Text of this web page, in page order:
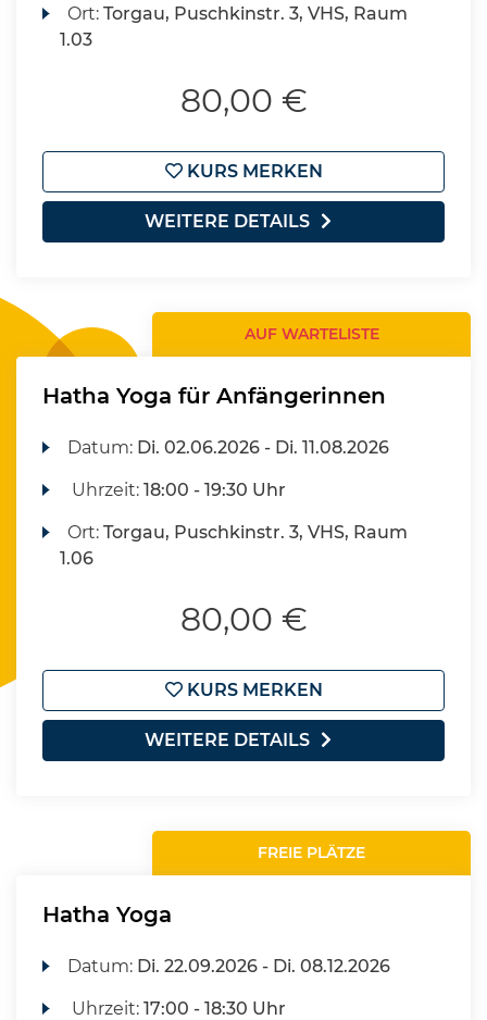
Ort:Torgau, Puschkinstr. 3, VHS, Raum
1.03
80,00 €
KURS MERKEN
WEITERE DETAILS
AUF WARTELISTE
Hatha Yoga für Anfängerinnen
Datum: Di. 02.06.2026 - Di. 11.08.2026
Uhrzeit:18:00 - 19:30 Uhr
Ort:Torgau, Puschkinstr. 3, VHS, Raum
1.06
80,00 €
KURS MERKEN
WEITERE DETAILS
FREIE PLÄTZE
Hatha Yoga
Datum: Di. 22.09.2026 - Di. 08.12.2026
Uhrzeit:17:00 - 18:30 Uhr